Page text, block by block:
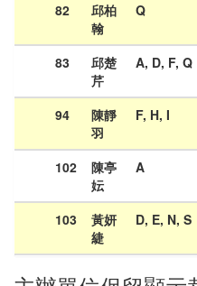
82
邱柏
翰
Q
83
邱楚
芹
A, D, F, Q
94
陳靜
羽
F, H, I
102
陳亭
妘
A
103
黃妍
緁
D, E, N, S